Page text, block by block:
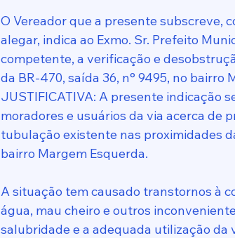
O Vereador que a presente subscreve,
alegar, indica ao Exmo. Sr. Prefeito
competente, a verificação e
da BR-470, saída 36, n° 9495, no bairro
JUSTIFICATIVA: A presente indicação
moradores e usuários da via acerca de
tubulação existente nas proximidades
bairro Margem Esquerda.
A situação tem causado transtornos à
água, mau cheiro e outros
salubridade e a adequada utilização da